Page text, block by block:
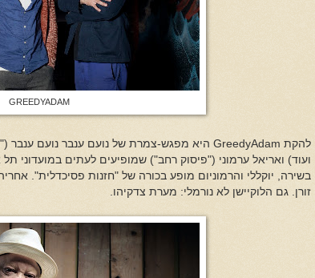
GREEDYADAM
להקת GreedyAdam היא מפגש-צמרת של נועם ענבר נועם ענבר
ועוד) ואריאל ערמוני ("פיסוק רחב") שמופיעים לעתים במועדוני
בשירה, יוקללי והרמוניום מופע בכורה של "חזנות פסיכדלית".
זורן. גם הלוקיישן לא נורמלי: מערת צדקיהו.